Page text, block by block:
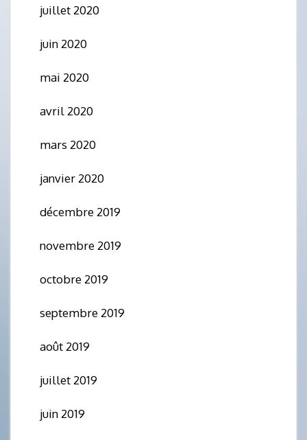
juillet 2020
juin 2020
mai 2020
avril 2020
mars 2020
janvier 2020
décembre 2019
novembre 2019
octobre 2019
septembre 2019
août 2019
juillet 2019
juin 2019